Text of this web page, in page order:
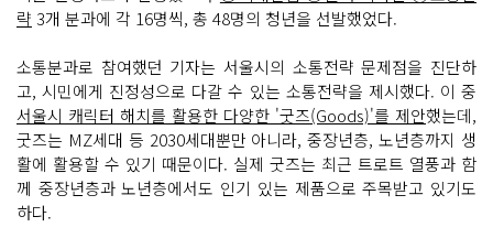
략 3개 분과에 각 16명씩, 총 48명의 청년을 선발했었다.
소통분과로 참여했던 기자는 서울시의 소통전략 문제점을 진단하
고, 시민에게 진정성으로 다갈 수 있는 소통전략을 제시했다. 이 중
서울시 캐릭터 해치를 활용한 다양한 '굿즈(Goods)'를 제안했는데,
굿즈는 MZ세대 등 2030세대뿐만 아니라, 중장년층, 노년층까지 생
활에 활용할 수 있기 때문이다. 실제 굿즈는 최근 트로트 열풍과 함
께 중장년층과 노년층에서도 인기 있는 제품으로 주목받고 있기도
하다.